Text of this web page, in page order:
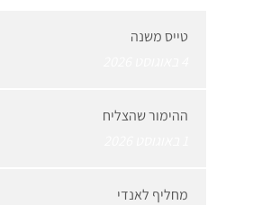
טייס משנה
ההימור שהצליח
מחליף לאנדי